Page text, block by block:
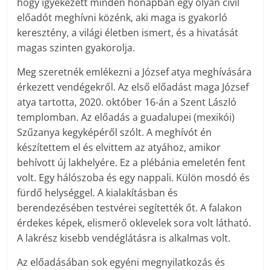
előadót meghívni közénk, aki maga is gyakorló
keresztény, a világi életben ismert, és a hivatását
magas szinten gyakorolja.
Meg szeretnék emlékezni a József atya meghívására
érkezett vendégekről. Az első előadást maga József
atya tartotta, 2020. október 16-án a Szent László
templomban. Az előadás a guadalupei (mexikói)
Szűzanya kegyképéről szólt. A meghívót én
készítettem el és elvittem az atyához, amikor
behívott új lakhelyére. Ez a plébánia emeletén fent
volt. Egy hálószoba és egy nappali. Külön mosdó és
fürdő helységgel. A kialakításban és
berendezésében testvérei segítették őt. A falakon
érdekes képek, elismerő oklevelek sora volt látható.
A lakrész kisebb vendéglátásra is alkalmas volt.
Az előadásában sok egyéni megnyilatkozás és